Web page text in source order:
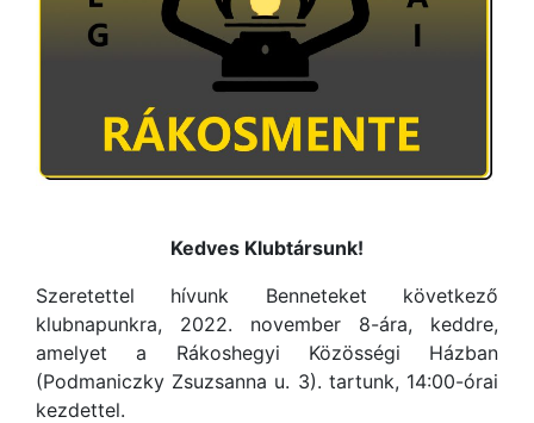
Kedves Klubtársunk!
Szeretettel hívunk Benneteket következő
klubnapunkra, 2022. november 8-ára, keddre,
amelyet a Rákoshegyi Közösségi Házban
(Podmaniczky Zsuzsanna u. 3). tartunk, 14:00-órai
kezdettel.